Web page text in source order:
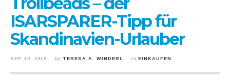
ISARSPARER-Tipp für
Skandinavien-Urlauber
SEP 15, 2015 by TERESA A. WINDERL in EINKAUFEN